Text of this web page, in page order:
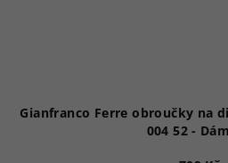
Gianfranco Ferre obroučky na
004 52